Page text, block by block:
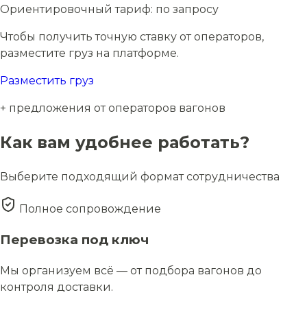
Ориентировочный тариф: по запросу
Чтобы получить точную ставку от операторов,
разместите груз на платформе.
Разместить груз
+ предложения от операторов вагонов
Как вам удобнее работать?
Выберите подходящий формат сотрудничества
Полное сопровождение
Перевозка под ключ
Мы организуем всё — от подбора вагонов до
контроля доставки.